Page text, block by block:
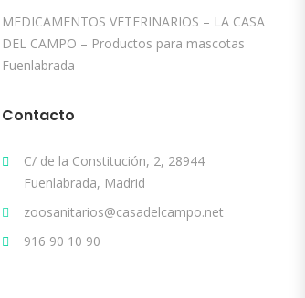
MEDICAMENTOS VETERINARIOS – LA CASA
DEL CAMPO – Productos para mascotas
Fuenlabrada
Contacto
C/ de la Constitución, 2, 28944
Fuenlabrada, Madrid
zoosanitarios@casadelcampo.net
916 90 10 90